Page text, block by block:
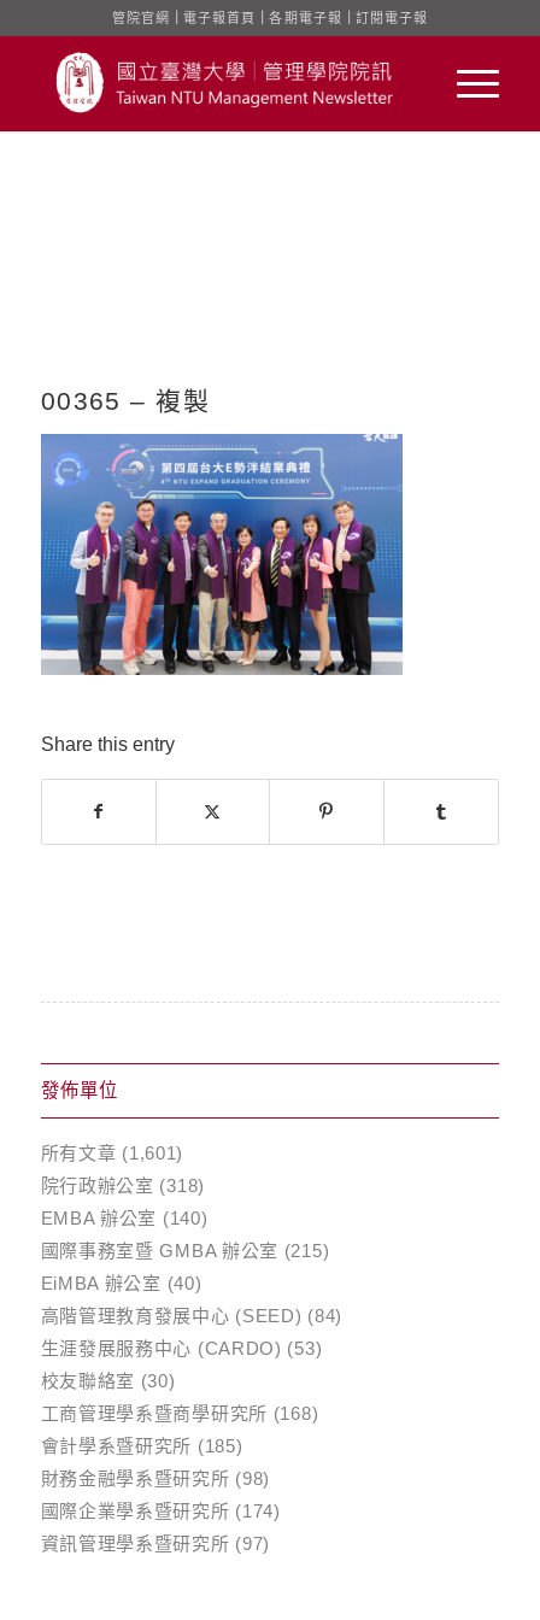
管院官網 電子報首頁 ｜各期電子報 訂閱電子報
00365 – 複製
Share this entry
發佈單位
所有文章 (1,601)
院行政辦公室 (318)
EMBA 辦公室 (140)
國際事務室暨 GMBA 辦公室 (215)
EiMBA 辦公室 (40)
高階管理教育發展中心 (SEED) (84)
生涯發展服務中心 (CARDO) (53)
校友聯絡室 (30)
工商管理學系暨商學研究所 (168)
會計學系暨研究所 (185)
財務金融學系暨研究所 (98)
國際企業學系暨研究所 (174)
資訊管理學系暨研究所 (97)